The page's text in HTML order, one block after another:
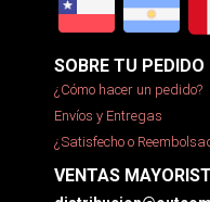
SOBRE TU PEDIDO
¿Cómo hacer un pedido?
Envíos y Entregas
¿Satisfecho o
VENTAS